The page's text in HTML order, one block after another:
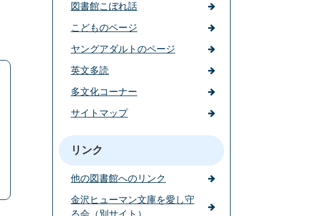
図書館こぼれ話
こどものページ
ヤングアダルトのページ
英文多読
多文化コーナー
サイトマップ
リンク
他の図書館へのリンク
金沢ヒューマン文庫を愛し守
る会（別サイト）